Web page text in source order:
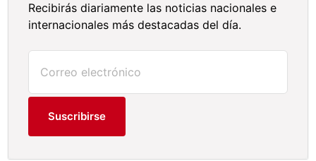
Recibirás diariamente las noticias nacionales e
internacionales más destacadas del día.
Suscribirse